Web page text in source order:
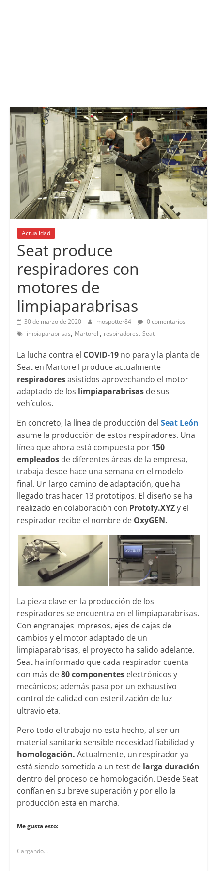
Actualidad
Seat produce
respiradores con
motores de
limpiaparabrisas
30 de marzo de 2020 mospotter84
0 comentarios
limpiaparabrisas, Martorell, respiradores, Seat
La lucha contra el COVID-19no para y la planta de
Seat en Martorell produce actualmente
respiradoresasistidos aprovechando el motor
adaptado de los limpiaparabrisasde sus
vehículos.
En concreto, la línea de producción del Seat León
asume la producción de estos respiradores. Una
línea que ahora está compuesta por 150
empleadosde diferentes áreas de la empresa,
trabaja desde hace una semana en el modelo
final. Un largo camino de adaptación, que ha
llegado tras hacer 13 prototipos. El diseño se ha
realizado en colaboración con Protofy.XYZy el
respirador recibe el nombre de OxyGEN.
La pieza clave en la producción de los
respiradores se encuentra en el limpiaparabrisas.
Con engranajes impresos, ejes de cajas de
cambios y el motor adaptado de un
limpiaparabrisas, el proyecto ha salido adelante.
Seat ha informado que cada respirador cuenta
con más de80 componenteselectrónicos y
mecánicos; además pasa por un exhaustivo
control de calidad con esterilización de luz
ultravioleta.
Pero todo el trabajo no esta hecho, al ser un
material sanitario sensible necesidad fiabilidad y
homologación. Actualmente, un respirador ya
está siendo sometido a un test de larga duración
dentro del proceso de homologación. Desde Seat
confían en su breve superación y por ello la
producción esta en marcha.
Me gusta esto:
Cargando...